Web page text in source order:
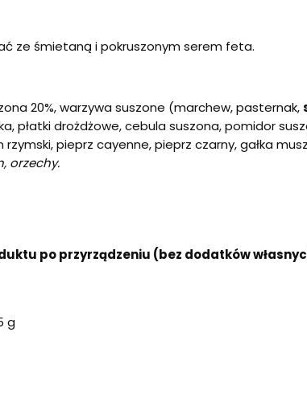
ze śmietaną i pokruszonym serem feta.
20%, warzywa suszone (marchew, pasternak,
płatki drożdżowe, cebula suszona, pomidor
pieprz cayenne, pieprz czarny, gałka
orzechy.
po przyrządzeniu (bez dodatków
g